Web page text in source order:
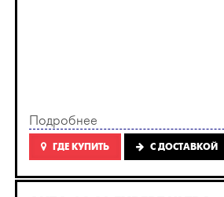
Подробнее
ГДЕ КУПИТЬ C ДОСТАВКОЙ